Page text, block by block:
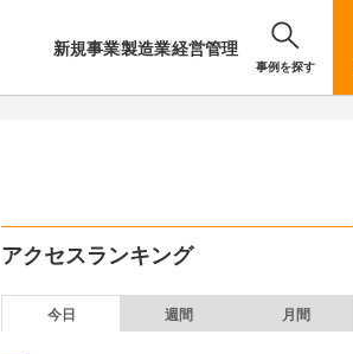
新規事業製造業経営管理
事例を探す
アクセスランキング
今日 週間 月間